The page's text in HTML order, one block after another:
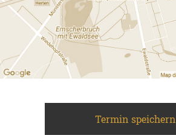
Termin speichern